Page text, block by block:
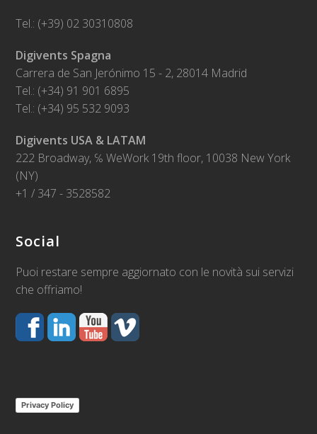
Tel.: (+39) 02 30310808
Digivents Spagna
Carrera de San Jerónimo 15 - 2, 28014 Madrid
Tel.: (+34) 91 901 6895
Tel.: (+34) 95 532 9093
Digivents USA & LATAM
222 Broadway, ℅ WeWork 19th floor, 10038 New York
(NY)
+1 / 347 - 3528582
Social
Puoi restare sempre aggiornato con le novità sui servizi
che offriamo!
Privacy Policy